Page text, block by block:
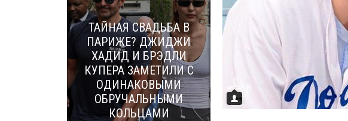
ТАЙНАЯ СВАДЬБА В
ПАРИЖЕ? ДЖИДЖИ
ХАДИД И БРЭДЛИ
КУПЕРА ЗАМЕТИЛИ С
ОДИНАКОВЫМИ
ОБРУЧАЛЬНЫМИ
КОЛЬЦАМИ